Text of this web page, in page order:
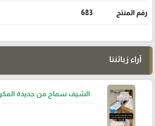
رقم المنتج 683
آراء زبائننا
الشيف سماح من جديدة المكر